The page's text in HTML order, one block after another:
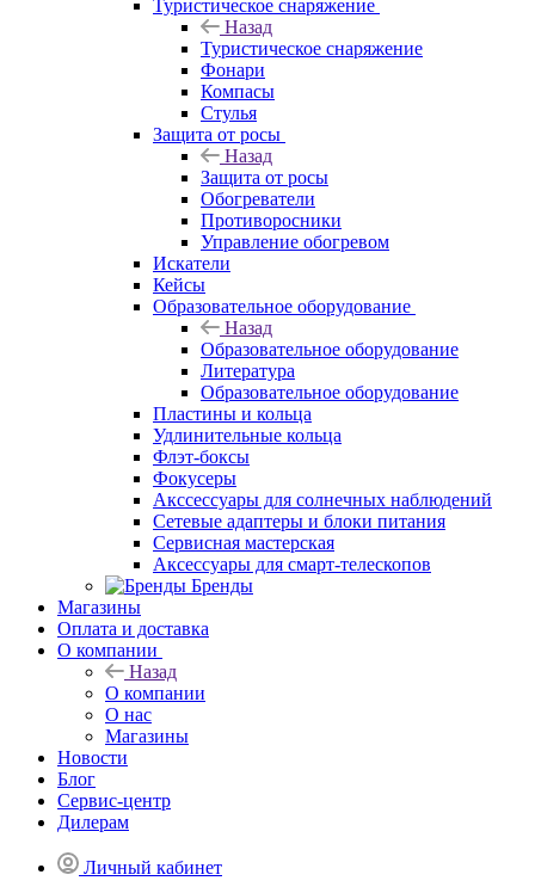
Туристическое снаряжение
Назад
Туристическое снаряжение
Фонари
Компасы
Стулья
Защита от росы
Назад
Защита от росы
Обогреватели
Противоросники
Управление обогревом
Искатели
Кейсы
Образовательное оборудование
Назад
Образовательное оборудование
Литература
Образовательное оборудование
Пластины и кольца
Удлинительные кольца
Флэт-боксы
Фокусеры
Акссессуары для солнечных наблюдений
Сетевые адаптеры и блоки питания
Сервисная мастерская
Аксессуары для смарт-телескопов
Бренды
Магазины
Оплата и доставка
О компании
Назад
О компании
О нас
Магазины
Новости
Блог
Сервис-центр
Дилерам
Личный кабинет